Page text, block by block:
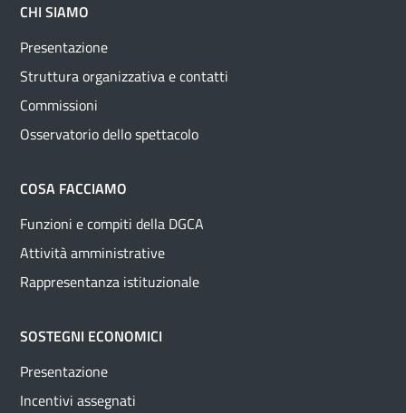
CHI SIAMO
Presentazione
Struttura organizzativa e contatti
Commissioni
Osservatorio dello spettacolo
COSA FACCIAMO
Funzioni e compiti della DGCA
Attività amministrative
Rappresentanza istituzionale
SOSTEGNI ECONOMICI
Presentazione
Incentivi assegnati